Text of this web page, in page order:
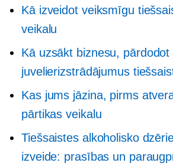
Kā izveidot veiksmīgu
veikalu
Kā uzsākt biznesu, pārdodot
juvelierizstrādājumus
Kas jums jāzina, pirms
pārtikas veikalu
Tiešsaistes alkoholisko
izveide: prasības un